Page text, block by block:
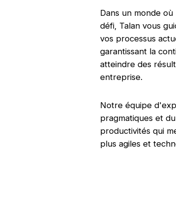
Dans un monde
défi, Talan vous
vos processus
garantissant la
atteindre des
entreprise.
Notre équipe
pragmatiques et
productivités qui
plus agiles et